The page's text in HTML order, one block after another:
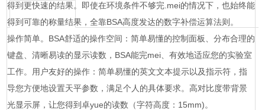
得到更快速的结果。即使在环境条件不够完.mei的情况下，也始终能
得到可靠的称量结果，全靠BSA高度发达的数字补偿运算法则。
操作简单。BSA舒适的操作空间：简单易懂的控制面板、分布合理的
键盘、清晰易读的显示读数，BSA能完mei、有效地适应您的实验室
工作。用户友好的操作：简单易懂的英文文本提示以及指示符，指
导您方便地设置天平参数，满足个人的具体要求。高对比度带背景
光显示屏，让您得到卓yue的读数（字符高度：15mm)。